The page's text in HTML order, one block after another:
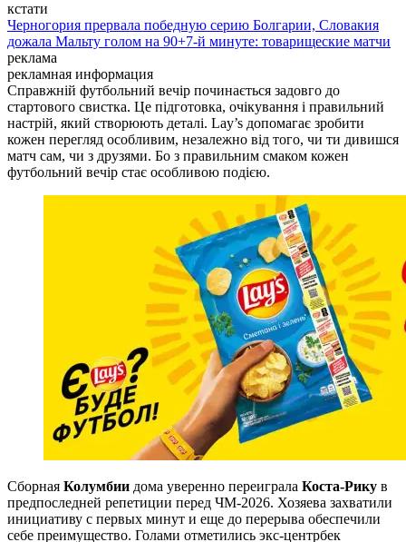
кстати
Черногория прервала победную серию Болгарии, Словакия
дожала Мальту голом на 90+7-й минуте: товарищеские матчи
реклама
рекламная информация
Справжній футбольний вечір починається задовго до
стартового свистка. Це підготовка, очікування і правильний
настрій, який створюють деталі. Lay’s допомагає зробити
кожен перегляд особливим, незалежно від того, чи ти дивишся
матч сам, чи з друзями. Бо з правильним смаком кожен
футбольний вечір стає особливою подією.
Сборная Колумбии дома уверенно переиграла Коста-Рику в
предпоследней репетиции перед ЧМ-2026. Хозяева захватили
инициативу с первых минут и еще до перерыва обеспечили
себе преимущество. Голами отметились экс-центрбек